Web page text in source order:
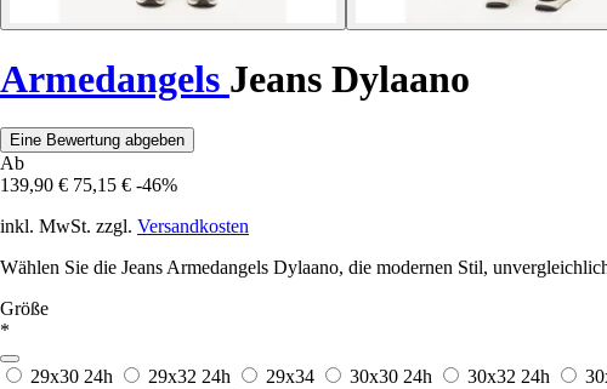
Armedangels Jeans Dylaano
Eine Bewertung abgeben
Ab
139,90 € 75,15 € -46%
inkl. MwSt. zzgl. Versandkosten
Wählen Sie die Jeans Armedangels Dylaano, die modernen Stil,
Größe
*
29x30 24h 29x32 24h 29x34 30x30 24h 30x32 24h